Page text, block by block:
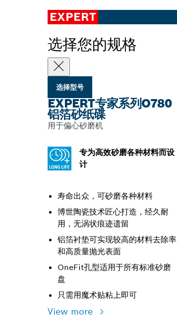
EXPERT
选择您的规格
选择型号
EXPERT专家系列O780
铝箔砂纸碟
用于偏心砂磨机
专为高效砂磨各种材料而设
计
寿命出众，可砂磨各种材料
博世陶瓷技术匠心打造，经久耐
用，无涡状痕迹遗留
铝箔衬垫可实现较高的材料去除率
和高质量抛光表面
OneFit孔型适用于所有标准砂磨
盘
只需用魔术贴粘上即可
View more